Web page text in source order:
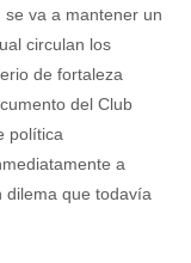
va a mantener un
circulan los
de fortaleza
del Club
política
a
dilema que todavía